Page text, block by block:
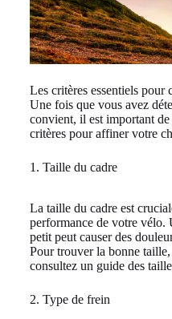
Les critères essentiels pour
Une fois que vous avez
convient, il est important
critères pour affiner votre
1. Taille du cadre
La taille du cadre est
performance de votre vélo.
petit peut causer des
Pour trouver la bonne
consultez un guide des
2. Type de frein